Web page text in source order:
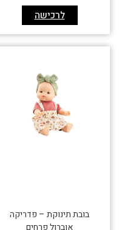
לרכישה
בובת תינוקת – פדריקה
אוברול פרחים